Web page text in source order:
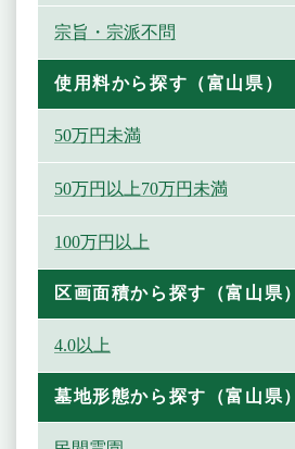
宗旨・宗派不問
使用料から探す（富山県）
50万円未満
50万円以上70万円未満
100万円以上
区画面積から探す（富山県）
4.0以上
墓地形態から探す（富山県）